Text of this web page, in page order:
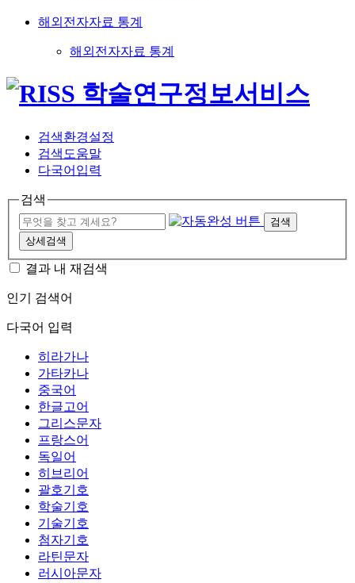
해외전자자료 통계
해외전자자료 통계
검색환경설정
검색도움말
다국어입력
검색
검색
상세검색
결과 내 재검색
인기 검색어
다국어 입력
히라가나
가타카나
중국어
한글고어
그리스문자
프랑스어
독일어
히브리어
괄호기호
학술기호
기술기호
첨자기호
라틴문자
러시아문자